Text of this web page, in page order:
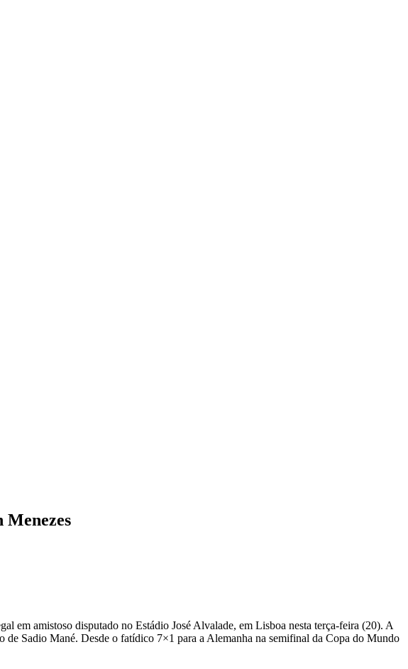
Menezes
em amistoso disputado no Estádio José Alvalade, em Lisboa nesta terça-feira (20). A
de Sadio Mané. Desde o fatídico 7×1 para a Alemanha na semifinal da Copa do Mundo